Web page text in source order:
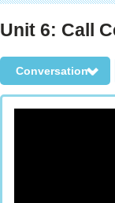
Unit 6: Call
Conversation